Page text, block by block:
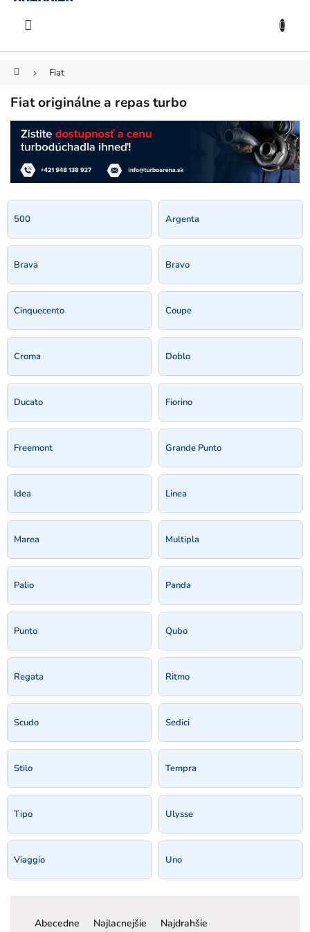
Prejsť
obsah
DomovFiat
Fiat originálne a repas turbo
500 Argenta
Brava Bravo
Cinquecento Coupe
Croma Doblo
Ducato Fiorino
Freemont Grande Punto
Idea Linea
Marea Multipla
Palio Panda
Punto Qubo
Regata Ritmo
Scudo Sedici
Stilo Tempra
Tipo Ulysse
Viaggio Uno
Abecedne Najlacnejšie Najdrahšie